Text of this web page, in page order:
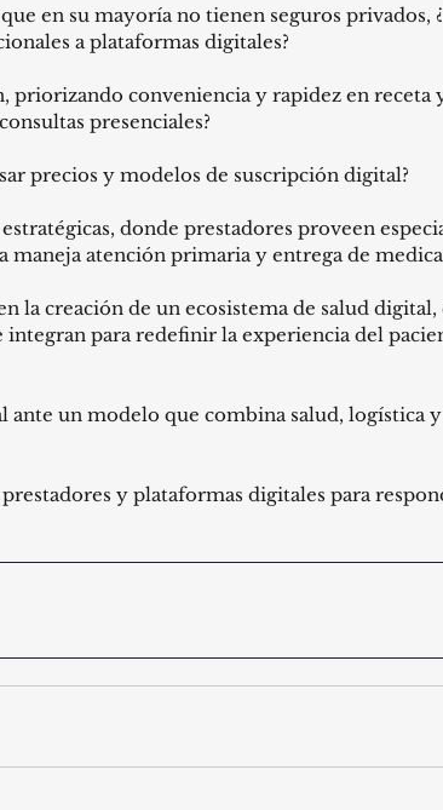
en su mayoría no tienen seguros privados,
a plataformas digitales?
priorizando conveniencia y rapidez en receta
presenciales?
precios y modelos de suscripción digital?
donde prestadores proveen
atención primaria y entrega de
la creación de un ecosistema de salud digital,
para redefinir la experiencia del
ante un modelo que combina salud, logística
y plataformas digitales para